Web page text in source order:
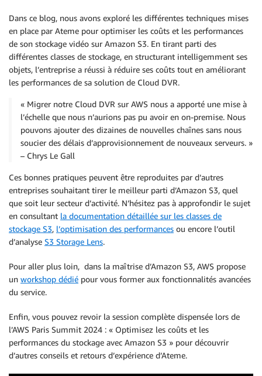
Dans ce blog, nous avons exploré les différentes techniques mises
en place par Ateme pour optimiser les coûts et les performances
de son stockage vidéo sur Amazon S3. En tirant parti des
différentes classes de stockage, en structurant intelligemment ses
objets, l’entreprise a réussi à réduire ses coûts tout en améliorant
les performances de sa solution de Cloud DVR.
« Migrer notre Cloud DVR sur AWS nous a apporté une mise à
l’échelle que nous n’aurions pas pu avoir en on-premise. Nous
pouvons ajouter des dizaines de nouvelles chaînes sans nous
soucier des délais d’approvisionnement de nouveaux serveurs. »
– Chrys Le Gall
Ces bonnes pratiques peuvent être reproduites par d’autres
entreprises souhaitant tirer le meilleur parti d’Amazon S3, quel
que soit leur secteur d’activité. N’hésitez pas à approfondir le sujet
en consultant la documentation détaillée sur les classes de
stockage S3, l’optimisation des performances ou encore l’outil
d’analyse S3 Storage Lens.
Pour aller plus loin, dans la maîtrise d’Amazon S3, AWS propose
un workshop dédié pour vous former aux fonctionnalités avancées
du service.
Enfin, vous pouvez revoir la session complète dispensée lors de
l’AWS Paris Summit 2024 : « Optimisez les coûts et les
performances du stockage avec Amazon S3 » pour découvrir
d’autres conseils et retours d’expérience d’Ateme.